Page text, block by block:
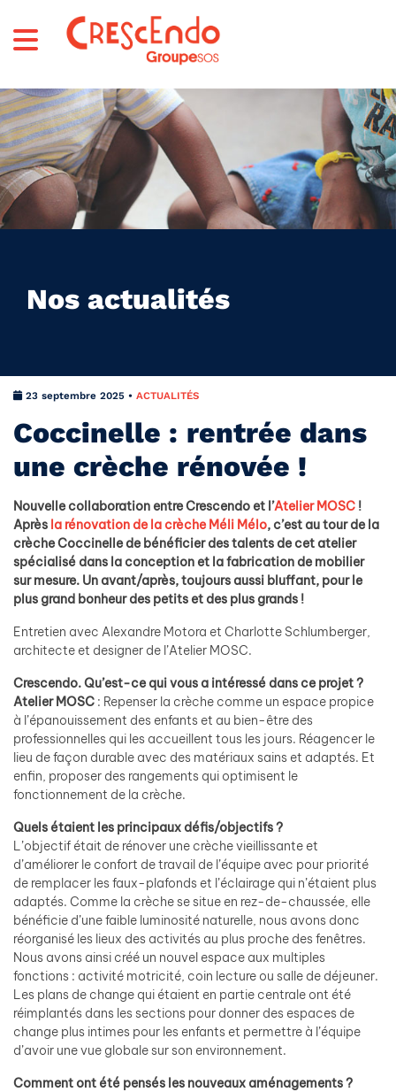
Nos actualités
23 septembre 2025 • ACTUALITÉS
Coccinelle : rentrée dans
une crèche rénovée !
Nouvelle collaboration entre Crescendo et l’Atelier MOSC !
Après la rénovation de la crèche Méli Mélo, c’est au tour de la
crèche Coccinelle de bénéficier des talents de cet atelier
spécialisé dans la conception et la fabrication de mobilier
sur mesure. Un avant/après, toujours aussi bluffant, pour le
plus grand bonheur des petits et des plus grands !
Entretien avec Alexandre Motora et Charlotte Schlumberger,
architecte et designer de l’Atelier MOSC.
Crescendo. Qu’est-ce qui vous a intéressé dans ce projet ?
Atelier MOSC : Repenser la crèche comme un espace propice
à l’épanouissement des enfants et au bien-être des
professionnelles qui les accueillent tous les jours. Réagencer le
lieu de façon durable avec des matériaux sains et adaptés. Et
enfin, proposer des rangements qui optimisent le
fonctionnement de la crèche.
Quels étaient les principaux défis/objectifs ?
L’objectif était de rénover une crèche vieillissante et
d’améliorer le confort de travail de l’équipe avec pour priorité
de remplacer les faux-plafonds et l’éclairage qui n’étaient plus
adaptés. Comme la crèche se situe en rez-de-chaussée, elle
bénéficie d’une faible luminosité naturelle, nous avons donc
réorganisé les lieux des activités au plus proche des fenêtres.
Nous avons ainsi créé un nouvel espace aux multiples
fonctions : activité motricité, coin lecture ou salle de déjeuner.
Les plans de change qui étaient en partie centrale ont été
réimplantés dans les sections pour donner des espaces de
change plus intimes pour les enfants et permettre à l’équipe
d’avoir une vue globale sur son environnement.
Comment ont été pensés les nouveaux aménagements ?